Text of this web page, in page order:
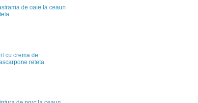
de oaie la ceaun
cu crema de
reteta